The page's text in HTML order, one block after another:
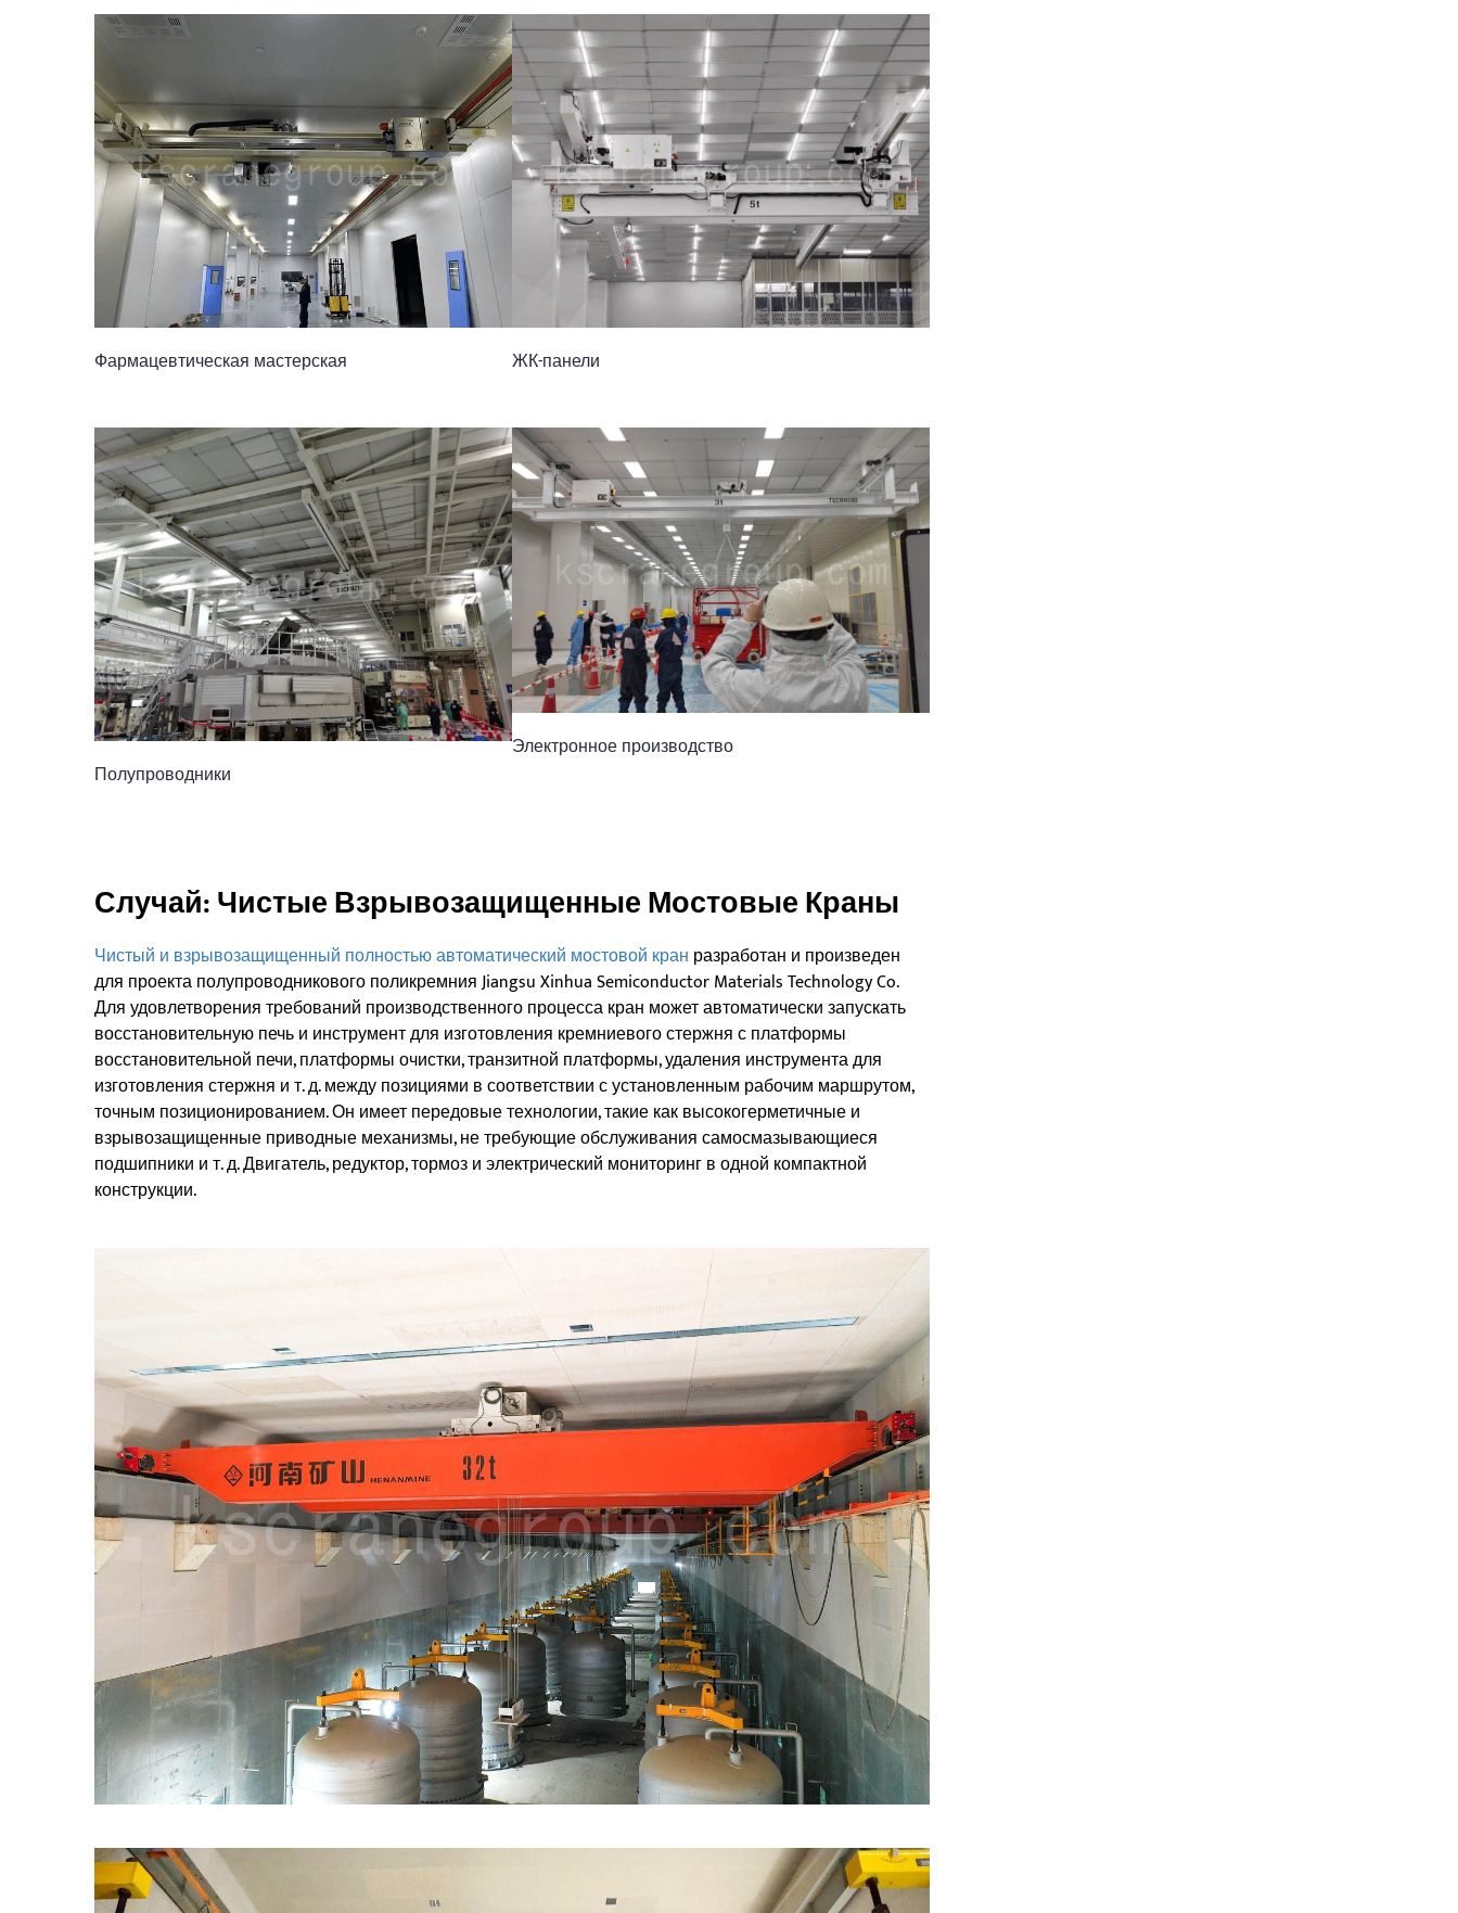
Фармацевтическая мастерская ЖК-панели
Полупроводники
Электронное производство
Случай: Чистые Взрывозащищенные Мостовые Краны
Чистый и взрывозащищенный полностью автоматический мостовой кран разработан и произведен
для проекта полупроводникового поликремния Jiangsu Xinhua Semiconductor Materials Technology Co.
Для удовлетворения требований производственного процесса кран может автоматически запускать
восстановительную печь и инструмент для изготовления кремниевого стержня с платформы
восстановительной печи, платформы очистки, транзитной платформы, удаления инструмента для
изготовления стержня и т. д. между позициями в соответствии с установленным рабочим маршрутом,
точным позиционированием. Он имеет передовые технологии, такие как высокогерметичные и
взрывозащищенные приводные механизмы, не требующие обслуживания самосмазывающиеся
подшипники и т. д. Двигатель, редуктор, тормоз и электрический мониторинг в одной компактной
конструкции.